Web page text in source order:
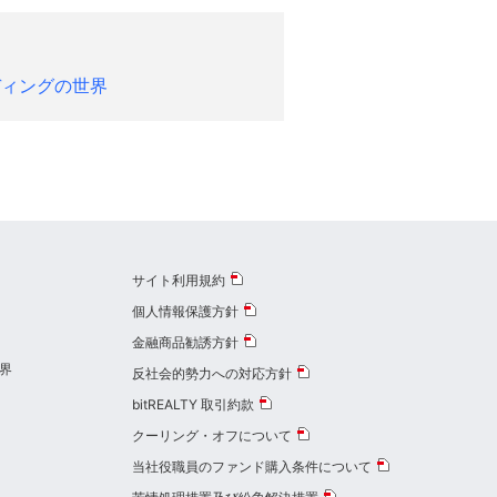
ングの世界
サイト利用規約
個人情報保護方針
金融商品勧誘方針
反社会的勢力への対応方針
bitREALTY 取引約款
クーリング・オフについて
当社役職員のファンド購入条件について